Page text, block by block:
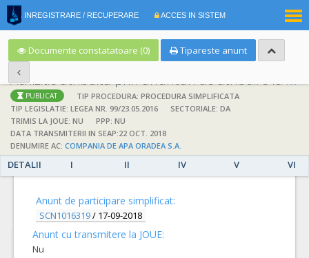
INREGISTRARE / RECUPERARE ACCES IN SISTEM
Documente constatatoare (0) Tipareste anunt
; Achizitie atribuita prin anunturi de atribuire la anuntul simplificat
PUBLICAT
TIP PROCEDURA: PROCEDURA SIMPLIFICATA
TIP LEGISLATIE: LEGEA NR. 99/23.05.2016
SECTORIALE: DA
TRIMIS LA JOUE: NU
PPP: NU
DATA TRANSMITERII IN SEAP:22 OCT. 2018
DENUMIRE AC: COMPANIA DE APA ORADEA S.A.
DETALII I II IV V VI
DETALII
Anunt de participare simplificat:
SCN1016319/ 17-09-2018
Anunt cu transmitere la JOUE:
Nu